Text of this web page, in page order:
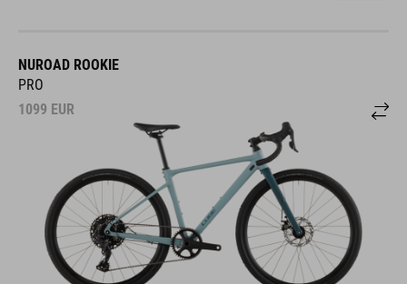
NUROAD ROOKIE
PRO
1099 EUR